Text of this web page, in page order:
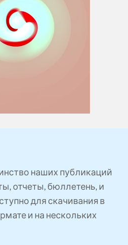
наших публикаций
отчеты, бюллетень, и
для скачивания в
и на нескольких